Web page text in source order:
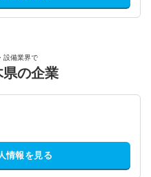
設備業界で
の企業
情報を見る